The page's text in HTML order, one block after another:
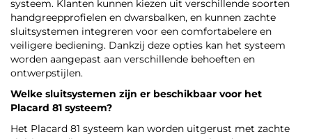
systeem. Klanten kunnen kiezen uit verschillende soorten
handgreepprofielen en dwarsbalken, en kunnen zachte
sluitsystemen integreren voor een comfortabelere en
veiligere bediening. Dankzij deze opties kan het systeem
worden aangepast aan verschillende behoeften en
ontwerpstijlen.
Welke sluitsystemen zijn er beschikbaar voor het
Placard 81 systeem?
Het Placard 81 systeem kan worden uitgerust met zachte